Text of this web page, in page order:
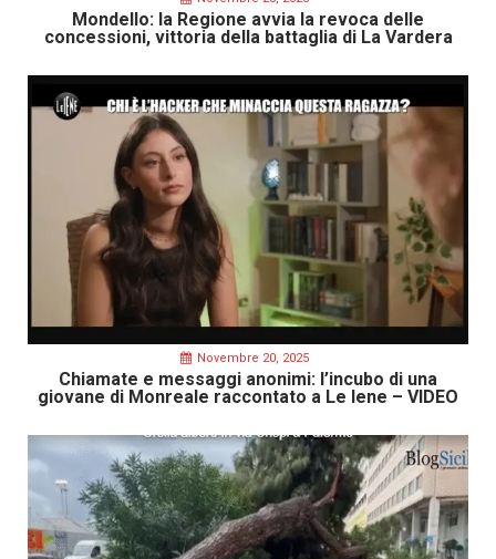
Mondello: la Regione avvia la revoca delle
concessioni, vittoria della battaglia di La Vardera
Novembre 20, 2025
Chiamate e messaggi anonimi: l’incubo di una
giovane di Monreale raccontato a Le Iene – VIDEO